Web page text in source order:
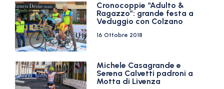
Cronocoppie “Adulto &
Ragazzo”: grande festa a
Veduggio con Colzano
16 Ottobre 2018
Michele Casagrande e
Serena Calvetti padroni a
Motta di Livenza